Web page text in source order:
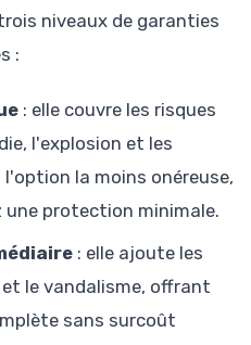
niveaux de garanties
:
: elle couvre les risques
l'explosion et les
la moins onéreuse,
une protection minimale.
: elle ajoute les
le vandalisme, offrant
sans surcoût